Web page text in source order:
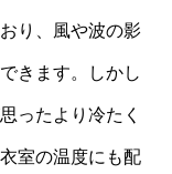
り、風や波の影
きます。しかし
ったより冷たく
室の温度にも配